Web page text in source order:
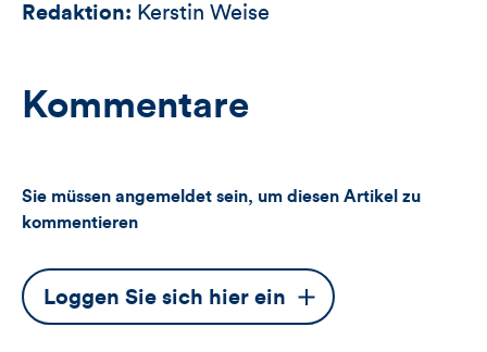
Redaktion: Kerstin Weise
Kommentare
Sie müssen angemeldet sein, um diesen Artikel zu
kommentieren
Dieser
Button
Loggen Sie sich hier ein